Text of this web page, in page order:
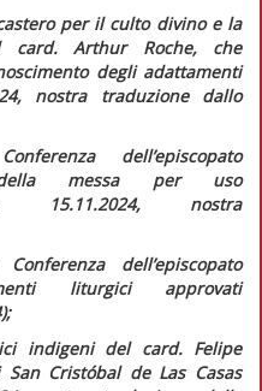
per il culto divino e la
card. Arthur Roche, che
degli adattamenti
nostra traduzione dallo
dell’episcopato
della messa per uso
15.11.2024, nostra
dell’episcopato
liturgici approvati
indigenidel card. Felipe
Cristóbal de Las Casas